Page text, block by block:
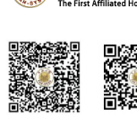
（4）常温机械灌注
主要教育和工作经
2010年武汉同济医
外科学博士学位，